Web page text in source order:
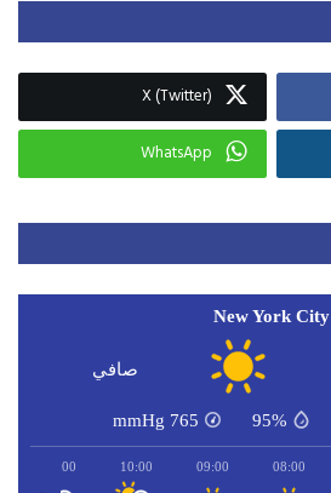
X (Twitter)
WhatsApp
New York City
صافي
95%
765
mmHg
08:00
09:00
10:00
11:00